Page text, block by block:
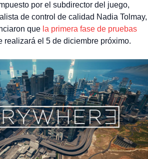
por el subdirector del juego,
de control de calidad Nadia Tolmay,
que la primera fase de pruebas
realizará el 5 de diciembre próximo.